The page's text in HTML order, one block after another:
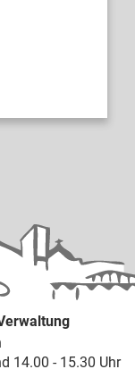
14.00 - 15.30 Uhr